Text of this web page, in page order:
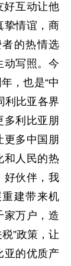
好互动让他
挚情谊，商
的热情选
动写照。今
，也是“中
利比亚各界
利比亚朋
多中国朋
和人民的热
好伙伴，我
建带来机
家万户，造
”政策，让
亚的优质产